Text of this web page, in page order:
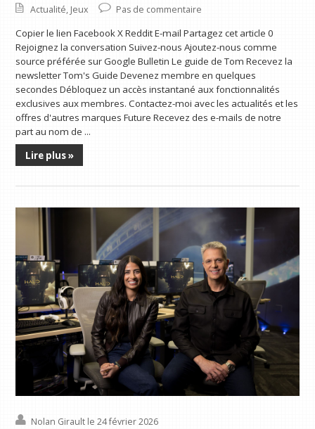
Actualité, Jeux Pas de commentaire
Copier le lien Facebook X Reddit E-mail Partagez cet article 0
Rejoignez la conversation Suivez-nous Ajoutez-nous comme
source préférée sur Google Bulletin Le guide de Tom Recevez la
newsletter Tom's Guide Devenez membre en quelques
secondes Débloquez un accès instantané aux fonctionnalités
exclusives aux membres. Contactez-moi avec les actualités et les
offres d'autres marques Future Recevez des e-mails de notre
part au nom de ...
Lire plus »
Nolan Girault le 24 février 2026